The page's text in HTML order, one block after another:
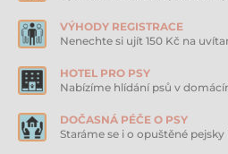
VÝHODY REGISTRACE
Nenechte si ujít 150 Kč na
HOTEL PRO PSY
Nabízíme hlídání psů v
DOČASNÁ PÉČE O PSY
Staráme se i o opuštěné